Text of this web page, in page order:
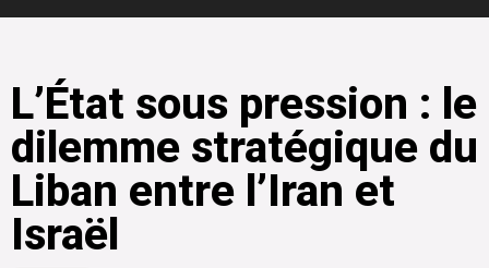
L’État sous pression : le
dilemme stratégique du
Liban entre l’Iran et
Israël